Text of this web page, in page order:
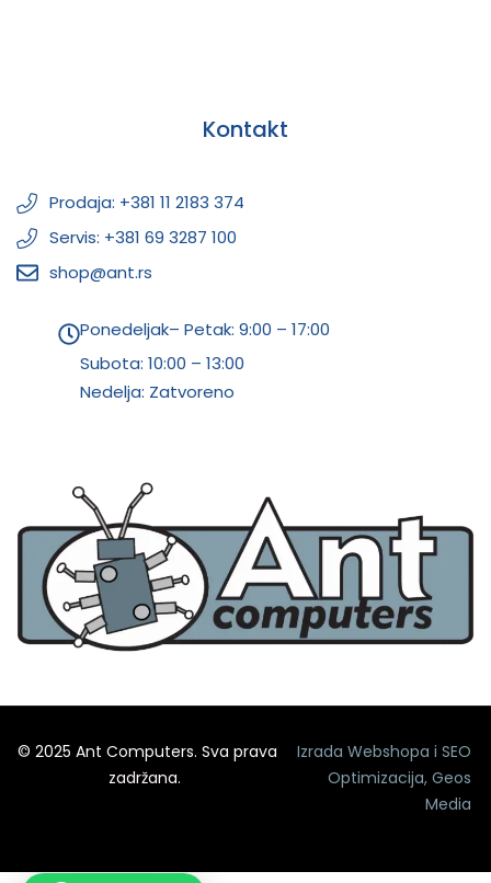
Kontakt
Prodaja: +381 11 2183 374
Servis: +381 69 3287 100
shop@ant.rs
Ponedeljak– Petak: 9:00 – 17:00
Subota: 10:00 – 13:00
Nedelja: Zatvoreno
© 2025 Ant Computers. Sva prava
zadržana.
Izrada Webshopa iSEO
Optimizacija,Geos
Media